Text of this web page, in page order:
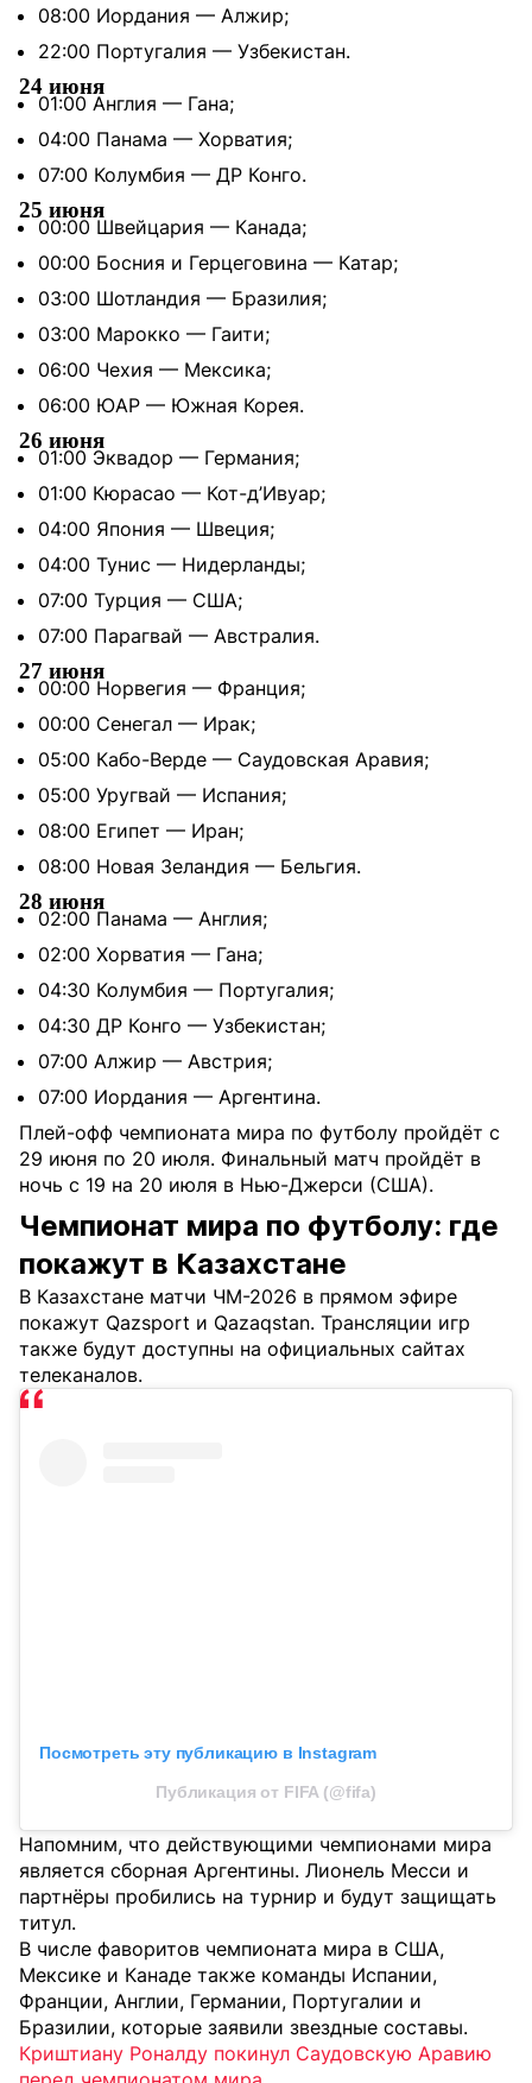
08:00 Иордания — Алжир;
22:00 Португалия — Узбекистан.
24 июня
01:00 Англия — Гана;
04:00 Панама — Хорватия;
07:00 Колумбия — ДР Конго.
25 июня
00:00 Швейцария — Канада;
00:00 Босния и Герцеговина — Катар;
03:00 Шотландия — Бразилия;
03:00 Марокко — Гаити;
06:00 Чехия — Мексика;
06:00 ЮАР — Южная Корея.
26 июня
01:00 Эквадор — Германия;
01:00 Кюрасао — Кот-д’Ивуар;
04:00 Япония — Швеция;
04:00 Тунис — Нидерланды;
07:00 Турция — США;
07:00 Парагвай — Австралия.
27 июня
00:00 Норвегия — Франция;
00:00 Сенегал — Ирак;
05:00 Кабо-Верде — Саудовская Аравия;
05:00 Уругвай — Испания;
08:00 Египет — Иран;
08:00 Новая Зеландия — Бельгия.
28 июня
02:00 Панама — Англия;
02:00 Хорватия — Гана;
04:30 Колумбия — Португалия;
04:30 ДР Конго — Узбекистан;
07:00 Алжир — Австрия;
07:00 Иордания — Аргентина.
Плей-офф чемпионата мира по футболу пройдёт с
29 июня по 20 июля. Финальный матч пройдёт в
ночь с 19 на 20 июля в Нью-Джерси (США).
Чемпионат мира по футболу: где
покажут в Казахстане
В Казахстане матчи ЧМ-2026 в прямом эфире
покажут Qazsport и Qazaqstan. Трансляции игр
также будут доступны на официальных сайтах
телеканалов.
Посмотреть эту публикацию в Instagram
Публикация от FIFA (@fifa)
Напомним, что действующими чемпионами мира
является сборная Аргентины. Лионель Месси и
партнёры пробились на турнир и будут защищать
титул.
В числе фаворитов чемпионата мира в США,
Мексике и Канаде также команды Испании,
Франции, Англии, Германии, Португалии и
Бразилии, которые заявили звездные составы.
Криштиану Роналду покинул Саудовскую Аравию